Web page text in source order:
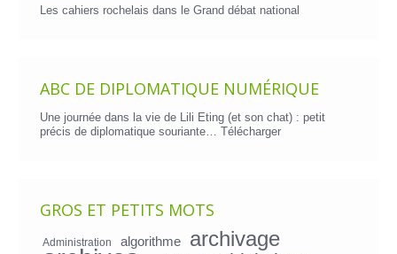
Les cahiers rochelais dans le Grand débat national
ABC DE DIPLOMATIQUE NUMÉRIQUE
Une journée dans la vie de Lili Eting (et son chat) : petit
précis de diplomatique souriante… Télécharger
GROS ET PETITS MOTS
Administration algorithme archivage